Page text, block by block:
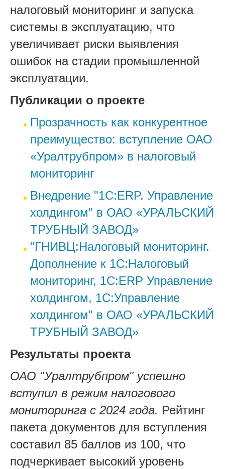
налоговый мониторинг и запуска
системы в эксплуатацию, что
увеличивает риски выявления
ошибок на стадии промышленной
эксплуатации.
Публикации о проекте
Прозрачность как конкурентное
преимущество: вступление ОАО
«Уралтрубпром» в налоговый
мониторинг
Внедрение "1С:ERP. Управление
холдингом" в ОАО «УРАЛЬСКИЙ
ТРУБНЫЙ ЗАВОД»
"ГНИВЦ:Налоговый мониторинг.
Дополнение к 1С:Налоговый
мониторинг, 1С:ERP Управление
холдингом, 1С:Управление
холдингом" в ОАО «УРАЛЬСКИЙ
ТРУБНЫЙ ЗАВОД»
Результаты проекта
ОАО "Уралтрубпром" успешно
вступил в режим налогового
мониторинга с 2024 года. Рейтинг
пакета документов для вступления
составил 85 баллов из 100, что
подчеркивает высокий уровень